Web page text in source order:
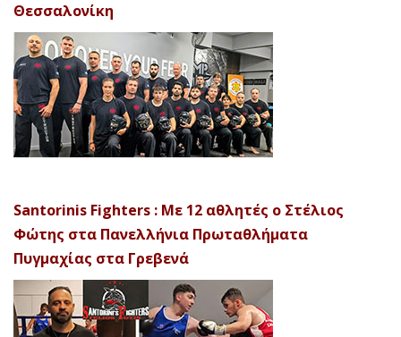
Θεσσαλονίκη
Santorinis Fighters : Με 12 αθλητές ο Στέλιος
Φώτης στα Πανελλήνια Πρωταθλήματα
Πυγμαχίας στα Γρεβενά